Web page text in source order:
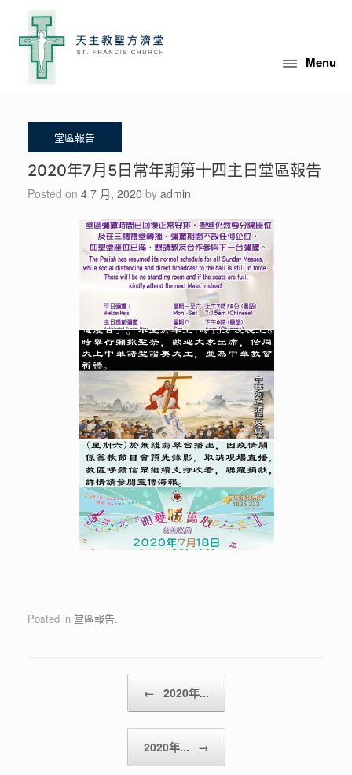
content
Menu
2020年7月5日常年期第十四主日堂區報告
Posted on 4 7 月, 2020 by admin
Posted in 堂區報告.
Post navigation
← 2020年...
2020年... →